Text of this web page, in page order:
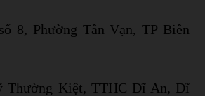
8, Phường Tân Vạn, TP Biên
Thường Kiệt, TTHC Dĩ An, Dĩ